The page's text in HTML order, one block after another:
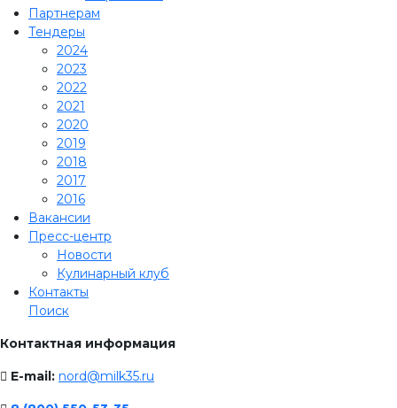
Партнерам
Тендеры
2024
2023
2022
2021
2020
2019
2018
2017
2016
Вакансии
Пресс-центр
Новости
Кулинарный клуб
Контакты
Поиск
Контактная информация
E-mail: nord@milk35.ru